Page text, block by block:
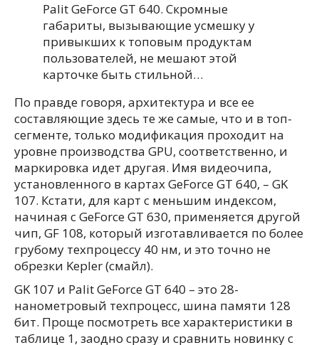
Palit GeForce GT 640. Скромные
габариты, вызывающие усмешку у
привыкших к топовым продуктам
пользователей, не мешают этой
карточке быть стильной…
По правде говоря, архитектура и все ее
составляющие здесь те же самые, что и в топ-
сегменте, только модификация проходит на
уровне производства GPU, соответственно, и
маркировка идет другая. Имя видеочипа,
установленного в картах GeForce GT 640, – GK
107. Кстати, для карт с меньшим индексом,
начиная с GeForce GT 630, применяется другой
чип, GF 108, который изготавливается по более
грубому техпроцессу 40 нм, и это точно не
обрезки Kepler (смайл).
GK 107 и Palit GeForce GT 640 – это 28-
нанометровый техпроцесс, шина памяти 128
бит. Проще посмотреть все характеристики в
таблице 1, заодно сразу и сравнить новинку с